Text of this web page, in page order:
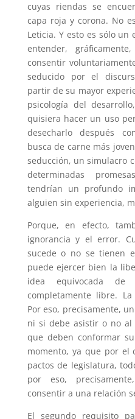
cuyas riendas se
capa roja y corona. No
Leticia. Y esto es sólo
entender,
consentir
seducido por el
partir de su mayor
psicología del
quisiera hacer un uso
desecharlo después
busca de carne más
seducción, un simulacro
determinadas
tendrían un profundo
alguien sin experiencia,
Porque, en efecto,
ignorancia y el error.
sucede o no se tienen
puede ejercer bien la
idea equivocada
completamente libre.
Por eso, precisamente,
ni si debe asistir o no al
que deben conformar
momento, ya que por el
pactos de legislatura,
por eso,
consentir a una relación
El segundo requisito